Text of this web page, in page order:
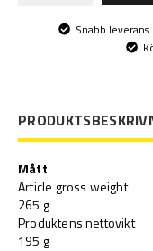
Snabb leverans
Mått
Article gross weight
265 g
Produktens nettovikt
195 g